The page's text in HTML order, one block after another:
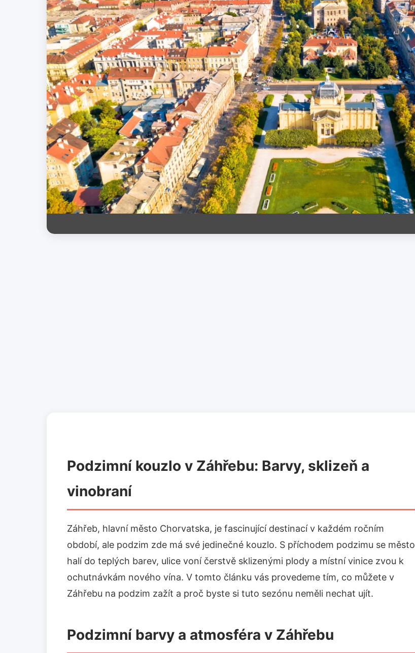
Podzimní kouzlo v Záhřebu: Barvy, sklizeň a
vinobraní
Záhřeb, hlavní město Chorvatska, je fascinující destinací v každém ročním
období, ale podzim zde má své jedinečné kouzlo. S příchodem podzimu se město
halí do teplých barev, ulice voní čerstvě sklizenými plody a místní vinice zvou k
ochutnávkám nového vína. V tomto článku vás provedeme tím, co můžete v
Záhřebu na podzim zažít a proč byste si tuto sezónu neměli nechat ujít.
Podzimní barvy a atmosféra v Záhřebu